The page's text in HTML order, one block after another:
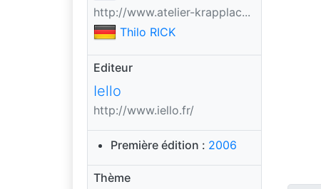
http://www.atelier-krapplac...
Thilo RICK
Editeur
Iello
http://www.iello.fr/
Première édition : 2006
Thème